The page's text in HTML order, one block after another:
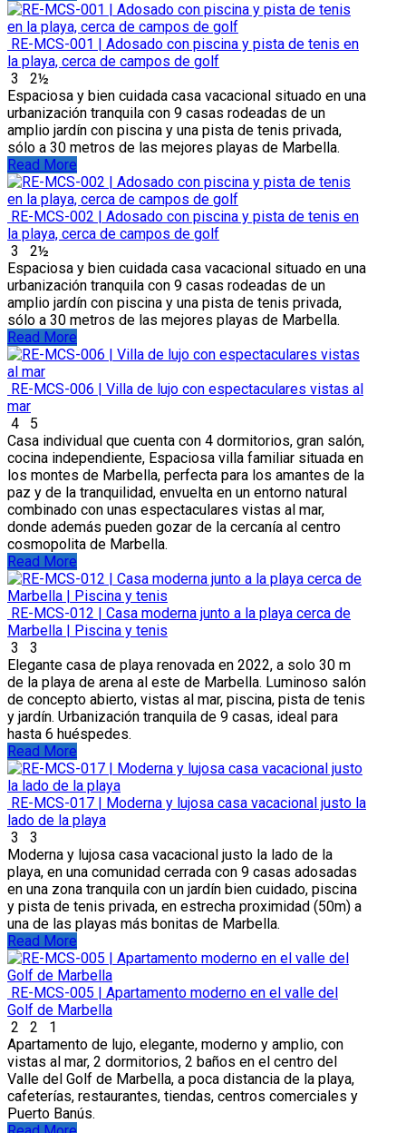
RE-MCS-001 | Adosado con piscina y pista de tenis en
la playa, cerca de campos de golf
3
2½
Espaciosa y bien cuidada casa vacacional situado en una
urbanización tranquila con 9 casas rodeadas de un
amplio jardín con piscina y una pista de tenis privada,
sólo a 30 metros de las mejores playas de Marbella.
Read More
RE-MCS-002 | Adosado con piscina y pista de tenis en
la playa, cerca de campos de golf
3
2½
Espaciosa y bien cuidada casa vacacional situado en una
urbanización tranquila con 9 casas rodeadas de un
amplio jardín con piscina y una pista de tenis privada,
sólo a 30 metros de las mejores playas de Marbella.
Read More
RE-MCS-006 | Villa de lujo con espectaculares vistas al
mar
4
5
Casa individual que cuenta con 4 dormitorios, gran salón,
cocina independiente, Espaciosa villa familiar situada en
los montes de Marbella, perfecta para los amantes de la
paz y de la tranquilidad, envuelta en un entorno natural
combinado con unas espectaculares vistas al mar,
donde además pueden gozar de la cercanía al centro
cosmopolita de Marbella.
Read More
RE-MCS-012 | Casa moderna junto a la playa cerca de
Marbella | Piscina y tenis
3
3
Elegante casa de playa renovada en 2022, a solo 30 m
de la playa de arena al este de Marbella. Luminoso salón
de concepto abierto, vistas al mar, piscina, pista de tenis
y jardín. Urbanización tranquila de 9 casas, ideal para
hasta 6 huéspedes.
Read More
RE-MCS-017 | Moderna y lujosa casa vacacional justo la
lado de la playa
3
3
Moderna y lujosa casa vacacional justo la lado de la
playa, en una comunidad cerrada con 9 casas adosadas
en una zona tranquila con un jardín bien cuidado, piscina
y pista de tenis privada, en estrecha proximidad (50m) a
una de las playas más bonitas de Marbella.
Read More
RE-MCS-005 | Apartamento moderno en el valle del
Golf de Marbella
2
2
1
Apartamento de lujo, elegante, moderno y amplio, con
vistas al mar, 2 dormitorios, 2 baños en el centro del
Valle del Golf de Marbella, a poca distancia de la playa,
cafeterías, restaurantes, tiendas, centros comerciales y
Puerto Banús.